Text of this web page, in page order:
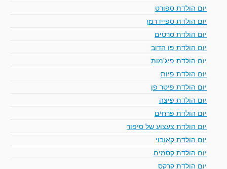
יום הולדת ספורט
יום הולדת ספיידרמן
יום הולדת סרטים
יום הולדת פו הדוב
יום הולדת פיג'מות
יום הולדת פיות
יום הולדת פיטר פן
יום הולדת פיצה
יום הולדת פרחים
יום הולדת צעצוע של סיפור
יום הולדת קאובוי
יום הולדת קסמים
יום הולדת קרקס